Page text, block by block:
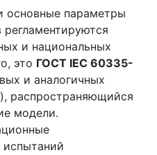
основные параметры
и национальных
это ГОСТ IEC 60335-
и аналогичных
распространяющийся
модели.